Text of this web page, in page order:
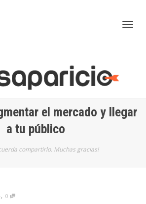
el mercado y llegar
a tu público
compartirlo. Muchas gracias!
, 0